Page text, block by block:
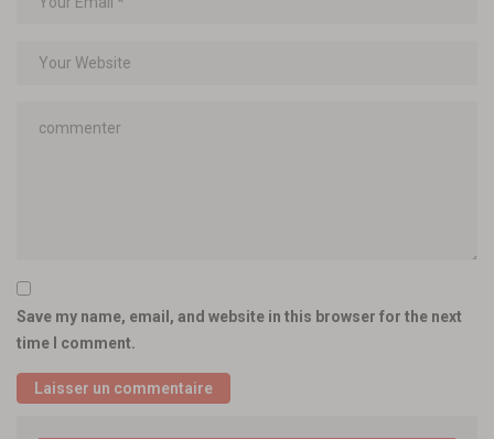
Save my name, email, and website in this browser for the next
time I comment.